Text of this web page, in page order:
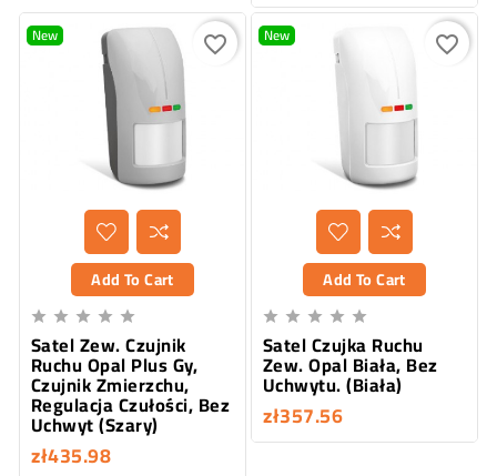
New
Add To Cart
    
Satel Zew. Czujnik
Ruchu Opal Plus Gy,
Czujnik Zmierzchu,
Regulacja Czułości, Bez
Uchwyt (Szary)
zł435.98
favorite_border New
Add To Cart
    
Satel Czujka Ruchu
Zew. Opal Biała, Bez
Uchwytu. (Biała)
zł357.56
favorite_border